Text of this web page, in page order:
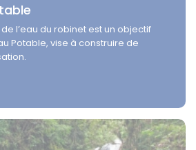
l’eau du robinet est un objectif
Potable, vise à construire de